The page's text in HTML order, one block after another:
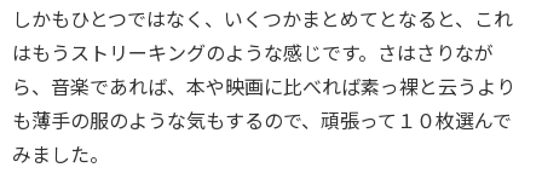
しかもひとつではなく、いくつかまとめてとなると、これ
はもうストリーキングのような感じです。さはさりなが
ら、音楽であれば、本や映画に比べれば素っ裸と云うより
も薄手の服のような気もするので、頑張って１０枚選んで
みました。